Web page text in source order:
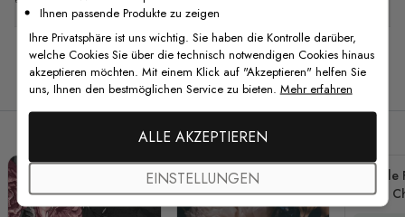
Verwandte Produkte
Rosa
Ihnen passende Produkte zu zeigen
Ihre Privatsphäre ist uns wichtig. Sie haben die Kontrolle darüber,
welche Cookies Sie über die technisch notwendigen Cookies hinaus
akzeptieren möchten. Mit einem Klick auf "Akzeptieren" helfen Sie
uns, Ihnen den bestmöglichen Service zu bieten. Mehr erfahren
ALLE AKZEPTIEREN
EINSTELLUNGEN